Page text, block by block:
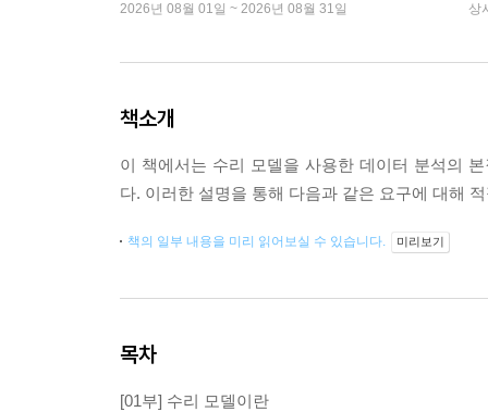
2026년 08월 01일 ~ 2026년 08월 31일 상
책소개
이 책에서는 수리 모델을 사용한 데이터 분석의
다. 이러한 설명을 통해 다음과 같은 요구에 대해
책의 일부 내용을 미리 읽어보실 수 있습니다. 미리보기
목차
[01부] 수리 모델이란